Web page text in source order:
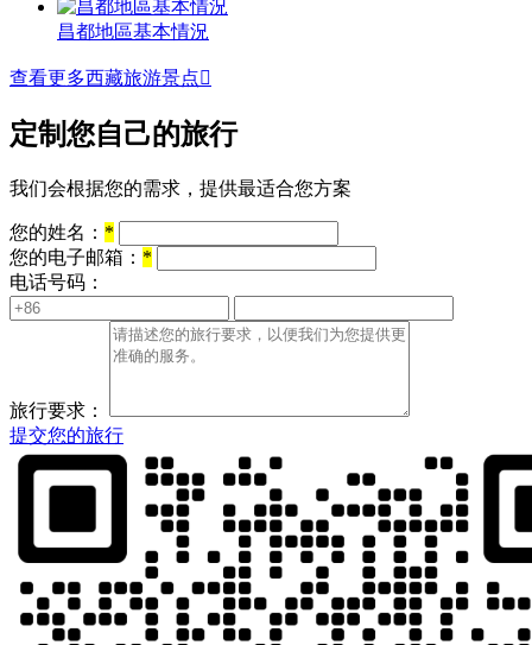
昌都地區基本情況
查看更多西藏旅游景点
定制您自己的旅行
我们会根据您的需求，提供最适合您方案
您的姓名： *
您的电子邮箱： *
电话号码：
旅行要求：
提交您的旅行